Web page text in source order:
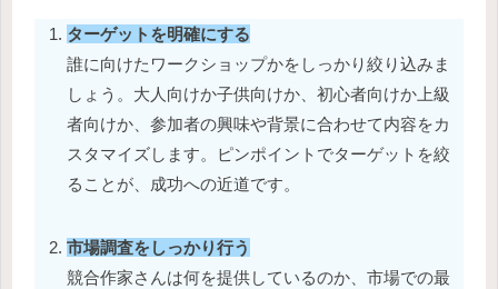
ターゲットを明確にする
誰に向けたワークショップかをしっかり絞り込みま
しょう。大人向けか子供向けか、初心者向けか上級
者向けか、参加者の興味や背景に合わせて内容をカ
スタマイズします。ピンポイントでターゲットを絞
ることが、成功への近道です。
市場調査をしっかり行う
競合作家さんは何を提供しているのか、市場での最